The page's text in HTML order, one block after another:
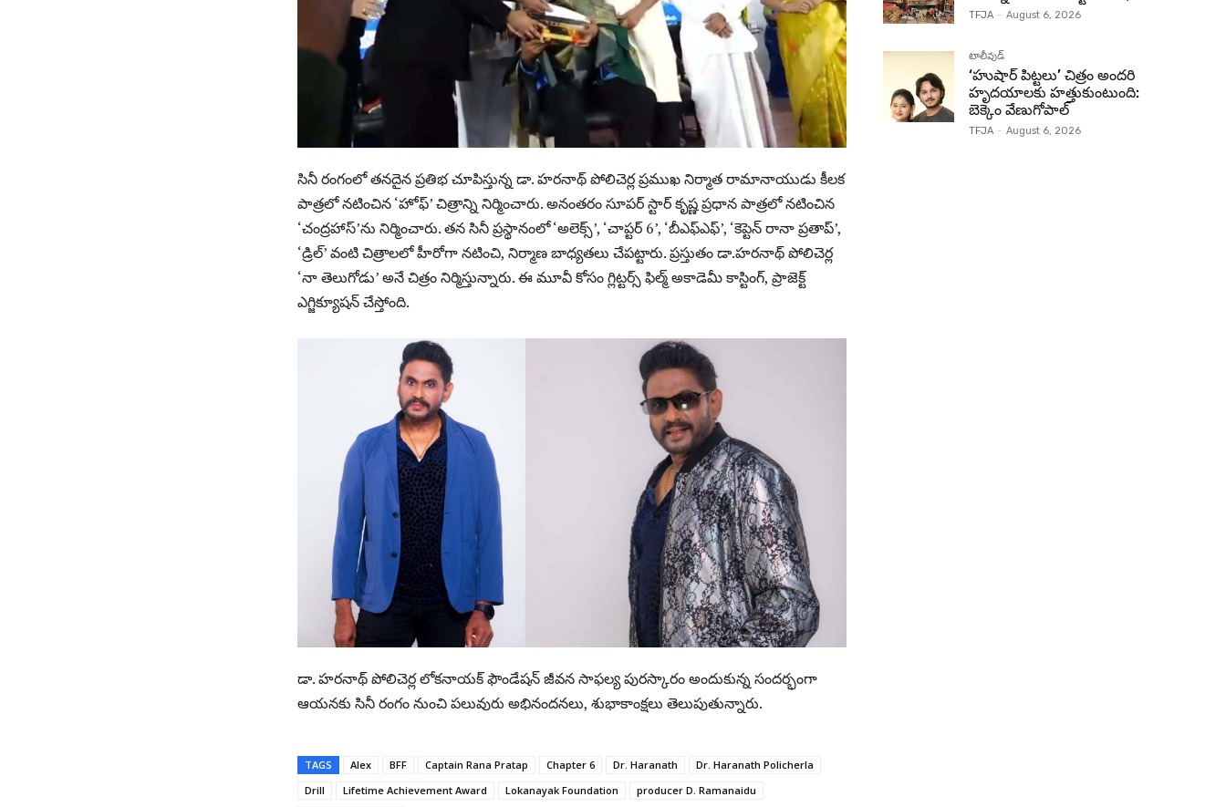
సినీ రంగంలో త‌న‌దైన ప్ర‌తిభ చూపిస్తున్న డా. హరనాథ్ పోలిచెర్ల ప్రముఖ నిర్మాత రామానాయుడు కీలక
పాత్రలో నటించిన ‘హోఫ్’ చిత్రాన్ని నిర్మించారు. అనంతరం సూపర్ స్టార్ కృష్ణ ప్రధాన పాత్రలో నటించిన
‘చంద్రహాస్‌’ను నిర్మించారు. తన సినీ ప్రస్థానంలో ‘అలెక్స్’, ‘చాప్టర్ 6’, ‘బీఎఫ్ఎఫ్’, ‘కెప్టెన్ రానా ప్రతాప్’,
‘డ్రిల్’ వంటి చిత్రాలలో హీరోగా నటించి, నిర్మాణ బాధ్యతలు చేపట్టారు. ప్రస్తుతం డా.హరనాథ్ పోలిచెర్ల
‘నా తెలుగోడు’ అనే చిత్రం నిర్మిస్తున్నారు. ఈ మూవీ కోసం గ్లిట్ట‌ర్స్ ఫిల్మ్ అకాడెమీ కాస్టింగ్, ప్రాజెక్ట్
ఎగ్జిక్యూషన్ చేస్తోంది.
డా. హరనాథ్ పోలిచెర్ల లోకనాయక్ ఫౌండేషన్ జీవన సాఫల్య పురస్కారం అందుకున్న సంద‌ర్భంగా
ఆయ‌న‌కు సినీ రంగం నుంచి ప‌లువురు అభినంద‌నలు, శుభాకాంక్ష‌లు తెలుపుతున్నారు.
TAGS Alex BFF Captain Rana Pratap Chapter 6 Dr. Haranath
Dr. Haranath Policherla
Drill
Lifetime Achievement Award Lokanayak Foundation
producer D. Ramanaidu
TFJA - August 6, 2026
టాలీవుడ్
‘హుషార్‌ పిట్టలు’ చిత్రం అందరి
హృదయాలకు హత్తుకుంటుంది:
బెక్కెం వేణుగోపాల్‌
TFJA - August 6, 2026